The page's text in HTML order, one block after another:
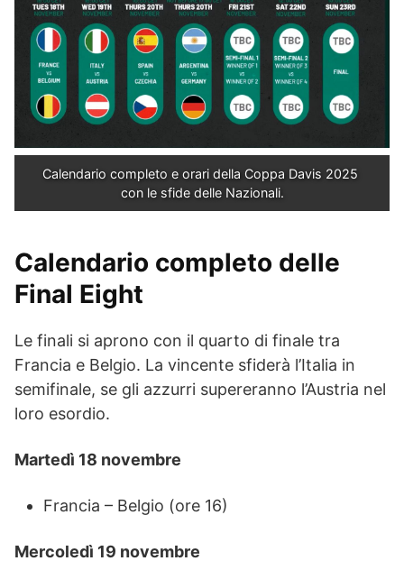
Calendario completo e orari della Coppa Davis 2025
con le sfide delle Nazionali.
Calendario completo delle
Final Eight
Le finali si aprono con il quarto di finale tra
Francia e Belgio. La vincente sfiderà l’Italia in
semifinale, se gli azzurri supereranno l’Austria nel
loro esordio.
Martedì 18 novembre
Francia – Belgio (ore 16)
Mercoledì 19 novembre